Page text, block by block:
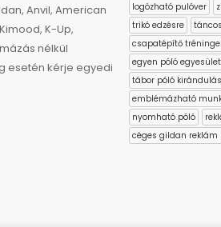
Anvil, American
K-Up,
nélkül
esetén kérje egyedi
logózható pulóver
trikó edzésre
csapatépítő
egyen póló
tábor póló
emblémázható
nyomható póló
céges gildan reklám